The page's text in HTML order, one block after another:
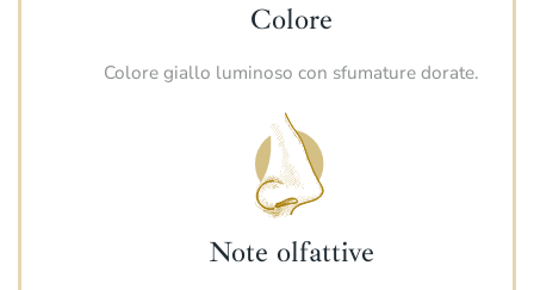
Colore
Colore giallo luminoso con sfumature dorate.
Note olfattive